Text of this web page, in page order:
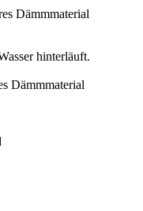
Dämmmaterial
hinterläuft.
Dämmmaterial